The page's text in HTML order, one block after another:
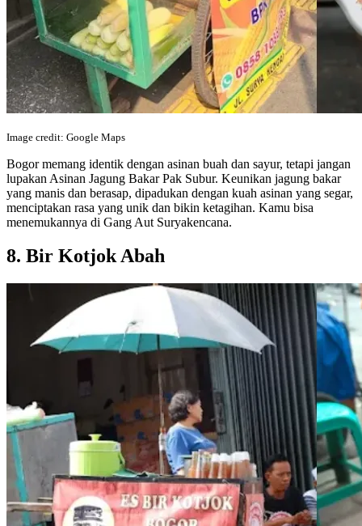
Image credit: Google Maps
Bogor memang identik dengan asinan buah dan sayur, tetapi jangan
lupakan Asinan Jagung Bakar Pak Subur. Keunikan jagung bakar
yang manis dan berasap, dipadukan dengan kuah asinan yang segar,
menciptakan rasa yang unik dan bikin ketagihan. Kamu bisa
menemukannya di Gang Aut Suryakencana.
8. Bir Kotjok Abah